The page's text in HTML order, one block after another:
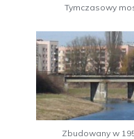
Tymczasowy
Zbudowany w